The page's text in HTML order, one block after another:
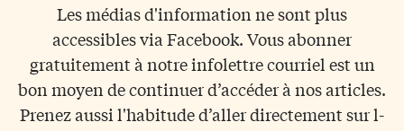
Les médias d'information ne sont plus
accessibles via Facebook. Vous abonner
gratuitement à notre infolettre courriel est un
bon moyen de continuer d’accéder à nos articles.
Prenez aussi l'habitude d’aller directement sur l-